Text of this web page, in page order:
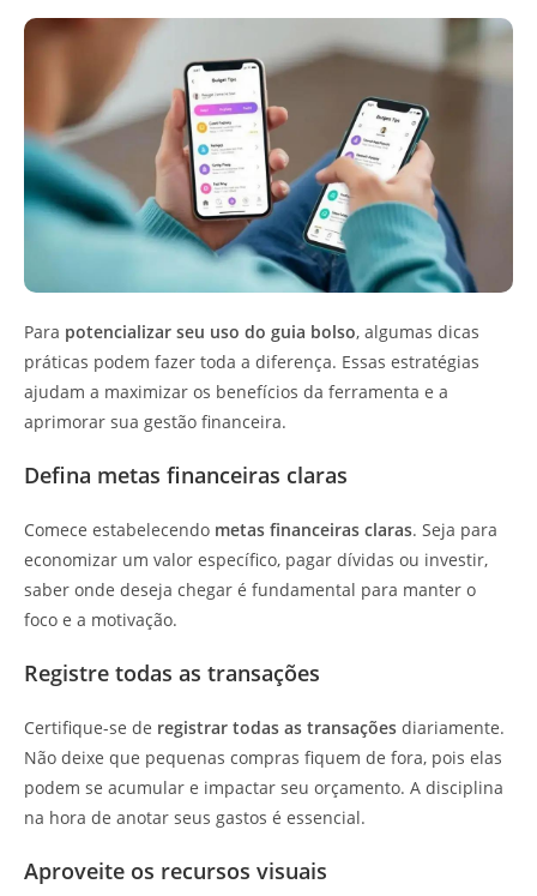
Para potencializar seu uso do guia bolso, algumas dicas
práticas podem fazer toda a diferença. Essas estratégias
ajudam a maximizar os benefícios da ferramenta e a
aprimorar sua gestão financeira.
Defina metas financeiras claras
Comece estabelecendo metas financeiras claras. Seja para
economizar um valor específico, pagar dívidas ou investir,
saber onde deseja chegar é fundamental para manter o
foco e a motivação.
Registre todas as transações
Certifique-se de registrar todas as transações diariamente.
Não deixe que pequenas compras fiquem de fora, pois elas
podem se acumular e impactar seu orçamento. A disciplina
na hora de anotar seus gastos é essencial.
Aproveite os recursos visuais